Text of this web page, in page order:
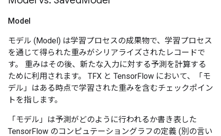
Model
モデル (Model) は学習プロセスの成果物で、学習プロセス
を通じて得られた重みがシリアライズされたレコードで
す。 重みはその後、新たな入力に対する予測を計算する
ために利用されます。 TFX と TensorFlow において、「モ
デル」はある時点で学習された重みを含むチェックポイン
トを指します。
「モデル」は予測がどのように行われるか書き表した
TensorFlow のコンピュテーショングラフの定義 (別の言い